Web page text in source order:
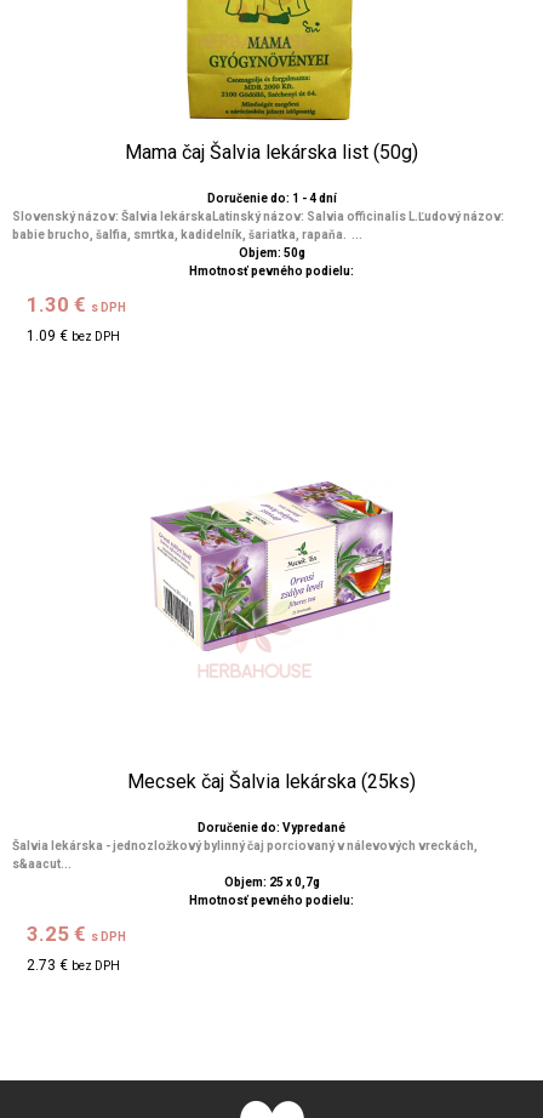
Mama čaj Šalvia lekárska list (50g)
Doručenie do: 1 - 4 dní
Slovenský názov: Šalvia lekárskaLatinský názov: Salvia officinalis L.Ľudový názov:
babie brucho, šalfia, smrtka, kadidelník, šariatka, rapaňa. ...
Objem: 50g
Hmotnosť pevného podielu:
1.30 € s DPH
1.09 € bez DPH
Mecsek čaj Šalvia lekárska (25ks)
Doručenie do: Vypredané
Šalvia lekárska - jednozložkový bylinný čaj porciovaný v nálevových vreckách,
s&aacut...
Objem: 25 x 0,7g
Hmotnosť pevného podielu:
3.25 € s DPH
2.73 € bez DPH